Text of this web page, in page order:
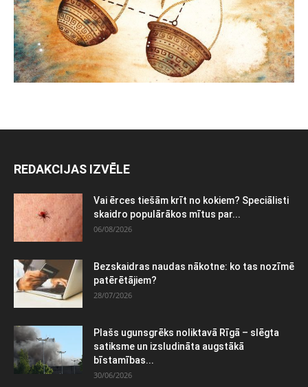
REDAKCIJAS IZVĒLE
Vai ērces tiešām krīt no kokiem? Speciālisti
skaidro populārākos mītus par...
06/08/2026
Bezskaidras naudas nākotne: ko tas nozīmē
patērētājiem?
28/07/2026
Plašs ugunsgrēks noliktavā Rīgā – slēgta
satiksme un izsludināta augstākā
bīstamības...
30/06/2026